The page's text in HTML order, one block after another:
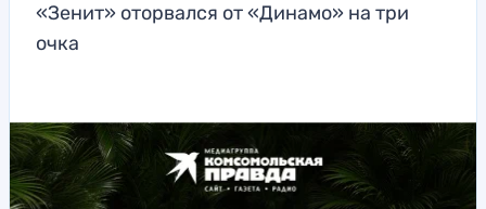
«Зенит» оторвался от «Динамо» на три
очка